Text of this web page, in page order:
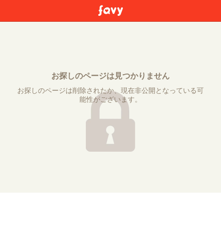
お探しのページは見つかりません
お探しのページは削除されたか、現在非公開となっている可
能性がございます。